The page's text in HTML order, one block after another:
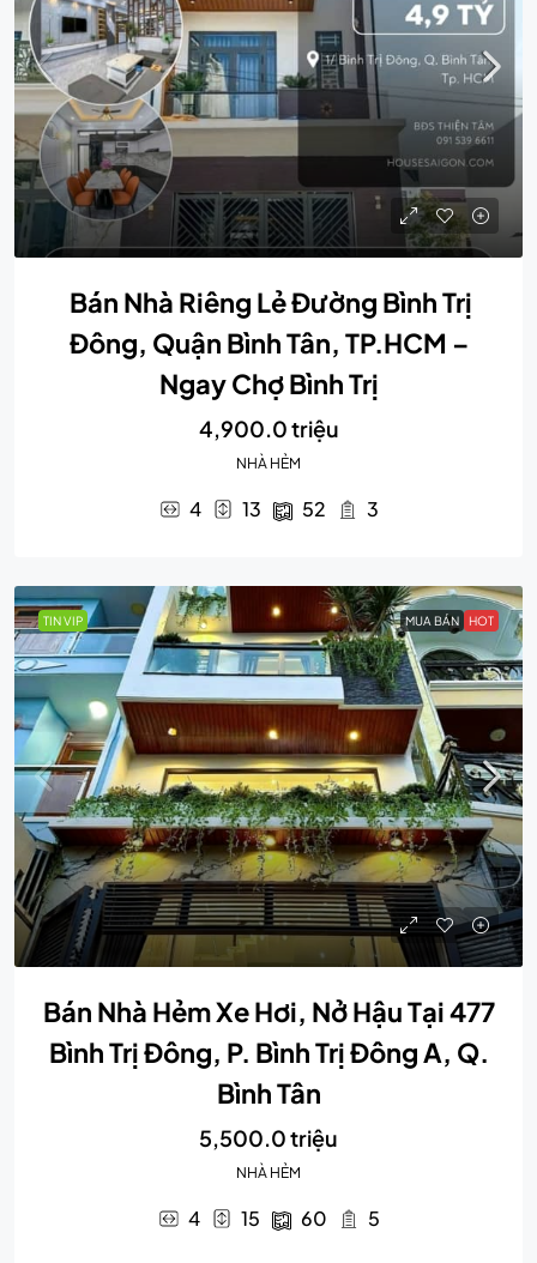
Bán Nhà Riêng Lẻ Đường Bình Trị
Đông, Quận Bình Tân, TP.HCM –
Ngay Chợ Bình Trị
4,900.0 triệu
NHÀ HẺM
4 13 52 3
TIN VIP MUA BÁN HOT
Bán Nhà Hẻm Xe Hơi, Nở Hậu Tại 477
Bình Trị Đông, P. Bình Trị Đông A, Q.
Bình Tân
5,500.0 triệu
NHÀ HẺM
4 15 60 5